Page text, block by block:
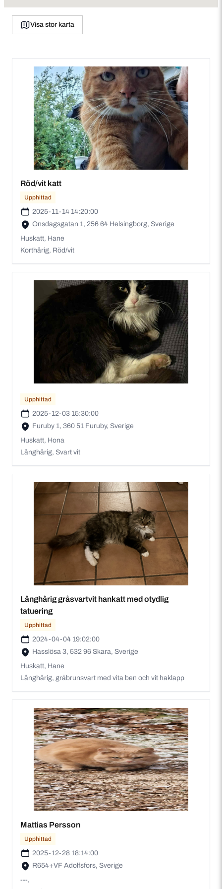
Visa stor karta
Röd/vit katt
Upphittad
2025-11-14 14:20:00
Onsdagsgatan 1, 256 64 Helsingborg, Sverige
Huskatt, Hane
Korthårig, Röd/vit
Upphittad
2025-12-03 15:30:00
Furuby 1, 360 51 Furuby, Sverige
Huskatt, Hona
Långhårig, Svart vit
Långhårig gråsvartvit hankatt med otydlig
tatuering
Upphittad
2024-04-04 19:02:00
Hasslösa 3, 532 96 Skara, Sverige
Huskatt, Hane
Långhårig, gråbrunsvart med vita ben och vit haklapp
Mattias Persson
Upphittad
2025-12-28 18:14:00
R654+VF Adolfsfors, Sverige
---,